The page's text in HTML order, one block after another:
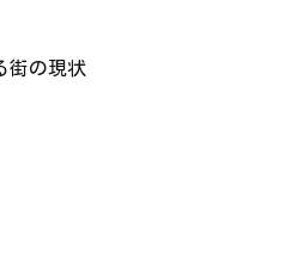
街の現状